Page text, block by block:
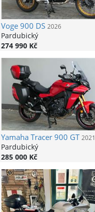
Voge900 DS 2026
Pardubický
274 990 Kč
YamahaTracer 900 GT 2021
Pardubický
285 000 Kč